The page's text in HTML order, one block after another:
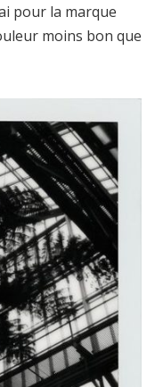
pour la marque
moins bon que